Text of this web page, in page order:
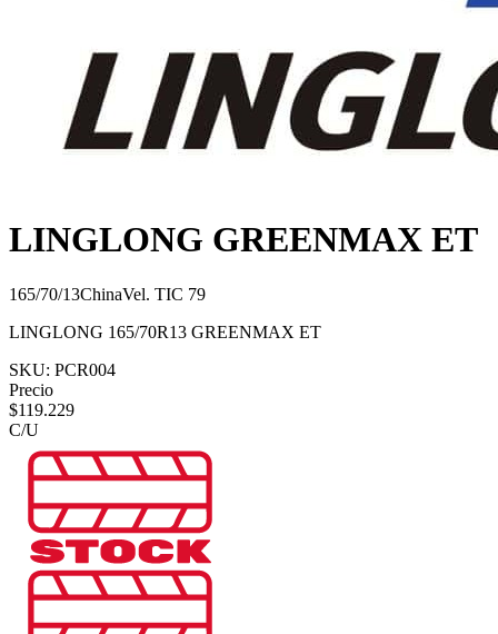
LINGLONG GREENMAX ET
165/70/13ChinaVel. TIC 79
LINGLONG 165/70R13 GREENMAX ET
SKU: PCR004
Precio
$119.229
C/U